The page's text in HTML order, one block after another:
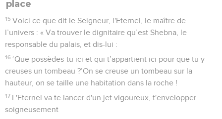
hommes ni pris soin de jeunes filles. »
5 Quand les Egyptiens apprendront la nouvelle, ils
trembleront comme pour Tyr.
6 Traversez la mer jusqu’à Tarsis, lamentez-vous, habitants
de l’île !
7 Est-ce là votre ville joyeuse ? Son origine était très
ancienne et ses pas l’amenaient à s’établir loin de chez elle.
8
Qui a pris cette décision contre Tyr, elle qui distribuait les
couronnes, elle dont les marchands étaient des princes, dont